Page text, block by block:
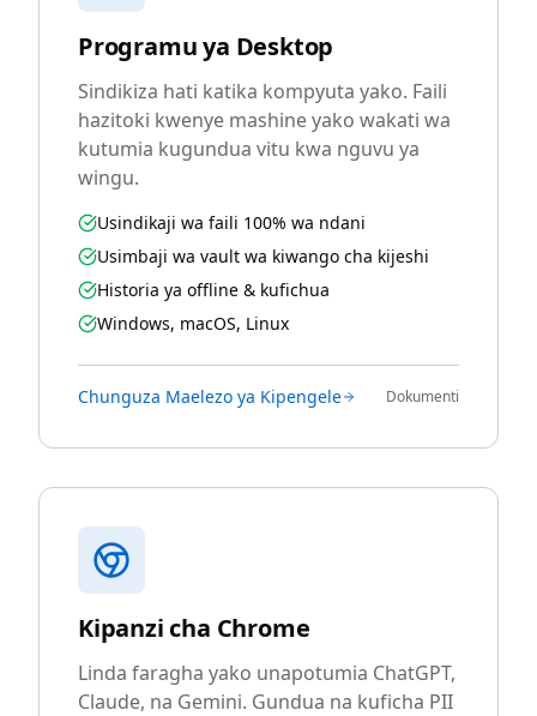
Programu ya Desktop
Sindikiza hati katika kompyuta yako. Faili
hazitoki kwenye mashine yako wakati wa
kutumia kugundua vitu kwa nguvu ya
wingu.
Usindikaji wa faili 100% wa ndani
Usimbaji wa vault wa kiwango cha kijeshi
Historia ya offline & kufichua
Windows, macOS, Linux
Chunguza Maelezo ya Kipengele Dokumenti
Kipanzi cha Chrome
Linda faragha yako unapotumia ChatGPT,
Claude, na Gemini. Gundua na kuficha PII